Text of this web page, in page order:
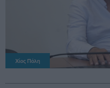
Χίος Πόλη